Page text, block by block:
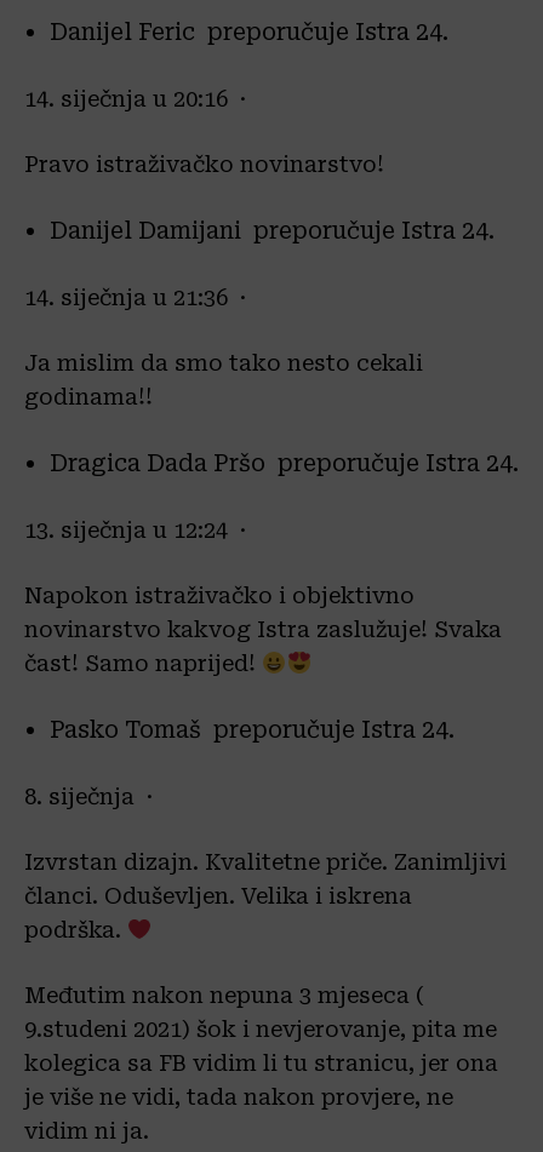
Danijel Feric preporučuje Istra 24.
14. siječnja u 20:16 ·
Pravo istraživačko novinarstvo!
Danijel Damijani preporučuje Istra 24.
14. siječnja u 21:36 ·
Ja mislim da smo tako nesto cekali
godinama!!
Dragica Dada Pršo preporučuje Istra 24.
13. siječnja u 12:24 ·
Napokon istraživačko i objektivno
novinarstvo kakvog Istra zaslužuje! Svaka
čast! Samo naprijed!
Pasko Tomaš preporučuje Istra 24.
8. siječnja ·
Izvrstan dizajn. Kvalitetne priče. Zanimljivi
članci. Oduševljen. Velika i iskrena
podrška.
Međutim nakon nepuna 3 mjeseca (
9.studeni 2021) šok i nevjerovanje, pita me
kolegica sa FB vidim li tu stranicu, jer ona
je više ne vidi, tada nakon provjere, ne
vidim ni ja.